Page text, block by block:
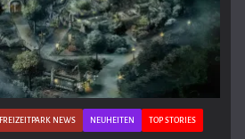
FREIZEITPARK NEWS NEUHEITEN TOP STORIES